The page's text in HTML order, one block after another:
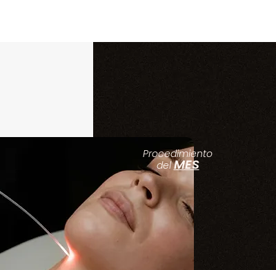
Procedimiento
delMES